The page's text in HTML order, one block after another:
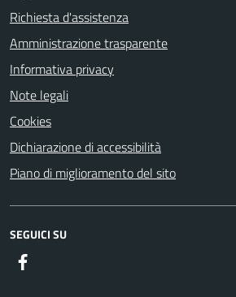
Richiesta d'assistenza
Amministrazione trasparente
Informativa privacy
Note legali
Cookies
Dichiarazione di accessibilità
Piano di miglioramento del sito
SEGUICI SU